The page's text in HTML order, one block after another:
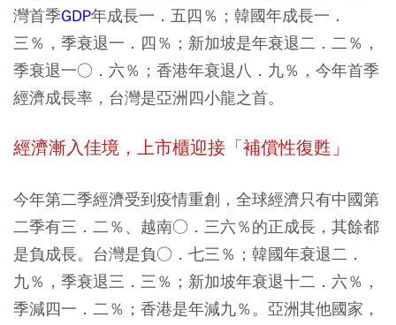
灣首季GDP年成長一．五四％；韓國年成長一．
三％，季衰退一．四％；新加坡是年衰退二．二％，
季衰退一○．六％；香港年衰退八．九％，今年首季
經濟成長率，台灣是亞洲四小龍之首。
經濟漸入佳境，上市櫃迎接「補償性復甦」
今年第二季經濟受到疫情重創，全球經濟只有中國第
二季有三．二％、越南○．三六％的正成長，其餘都
是負成長。台灣是負○．七三％；韓國年衰退二．
九％，季衰退三．三％；新加坡年衰退十二．六％，
季減四一．二％；香港是年減九％。亞洲其他國家，